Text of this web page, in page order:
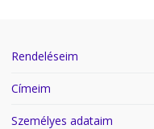
Rendeléseim
Címeim
Személyes adataim